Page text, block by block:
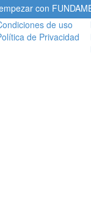
con
de uso
de Privacidad